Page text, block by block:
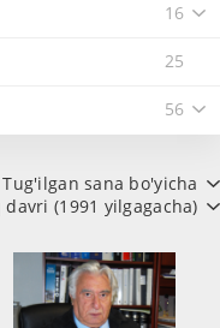
16
25
56
Tug'ilgan sana bo'yicha
(1991 yilgagacha)